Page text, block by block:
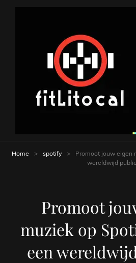
Home > spotify >
Promoot jouw eigen
wereldwijd
Promoot
muziek op
een